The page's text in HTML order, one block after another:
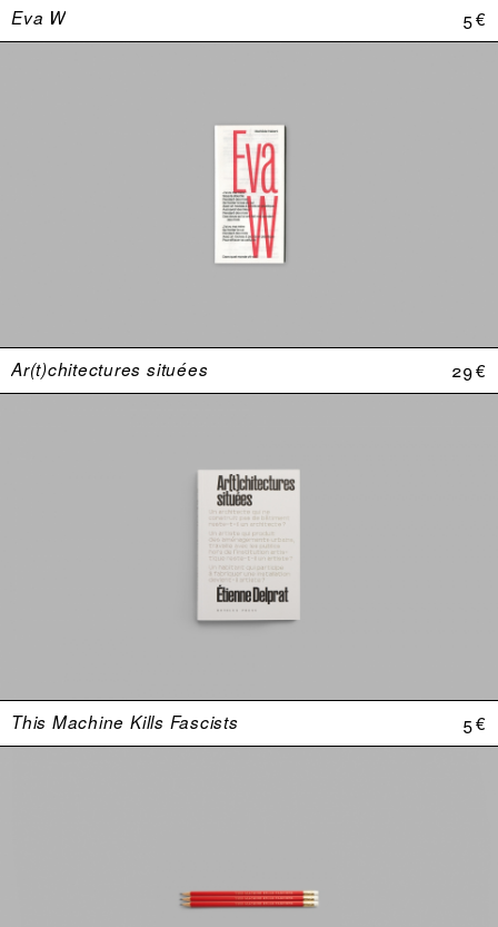
Eva W 5 €
Ar(t)chitectures situées 29 €
This Machine Kills Fascists 5 €